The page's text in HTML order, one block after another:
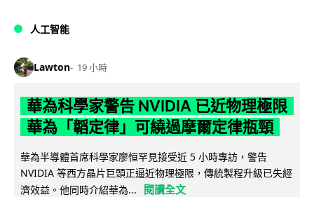
人工智能
Lawton 19 小時
華為科學家警告 NVIDIA 已近物理極限
華為「韜定律」可繞過摩爾定律瓶頸
華為半導體首席科學家廖恒罕見接受近 5 小時專訪，警告
NVIDIA 等西方晶片巨頭正逼近物理極限，傳統製程升級已失經
濟效益。他同時介紹華為...
閱讀全文